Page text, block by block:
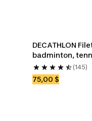
DECATHLON
badminton,
(145)
75,00 $